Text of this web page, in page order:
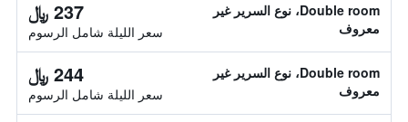
Double room، نوع السرير غير
معروف
237 ﷼
سعر الليلة شامل الرسوم
Double room، نوع السرير غير
معروف
244 ﷼
سعر الليلة شامل الرسوم